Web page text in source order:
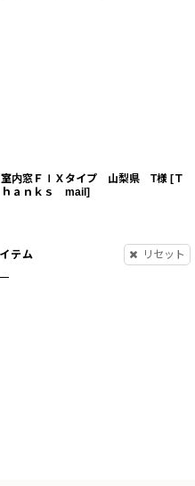
室内窓ＦＩＸタイプ 山梨県 T様 [Ｔ
ｈａｎｋｓ mail]
テム リセット